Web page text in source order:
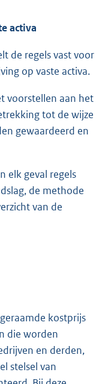
activa
de regels vast voor
op vaste activa.
voorstellen aan het
tot de wijze
gewaardeerd en
elk geval regels
de methode
van de
kostprijs
die worden
en derden,
stelsel van